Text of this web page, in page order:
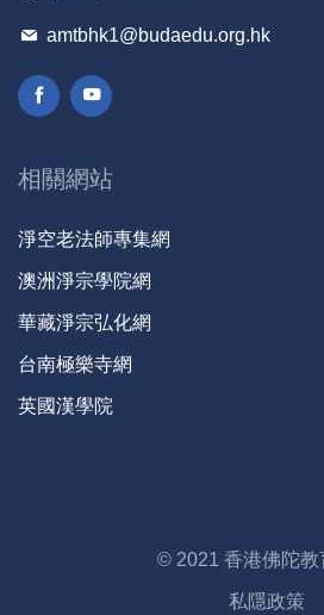
amtbhk1@budaedu.org.hk
相關網站
淨空老法師專集網
澳洲淨宗學院網
華藏淨宗弘化網
台南極樂寺網
英國漢學院
© 2021 香港佛陀教
私隱政策